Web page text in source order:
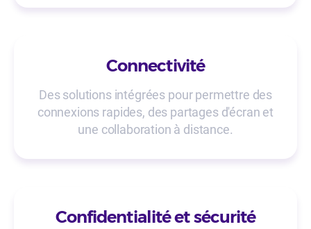
Connectivité
Des solutions intégrées pour permettre des
connexions rapides, des partages d'écran et
une collaboration à distance.
Confidentialité et sécurité